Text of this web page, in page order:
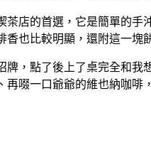
茶店的首選，它是簡單的
香也比較明顯，還附這一塊
牌，點了後上了桌完全和
再啜一口爺爺的維也納咖啡